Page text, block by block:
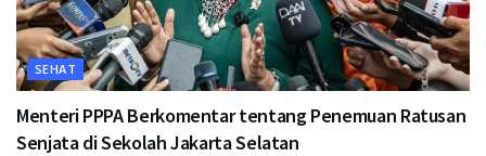
SEHAT
Menteri PPPA Berkomentar tentang Penemuan Ratusan
Senjata di Sekolah Jakarta Selatan